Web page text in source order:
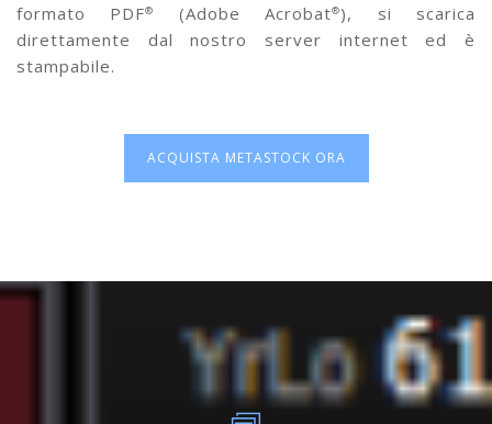
formato PDF® (Adobe Acrobat®), si scarica
direttamente dal nostro server internet ed è
stampabile.
ACQUISTA METASTOCK ORA